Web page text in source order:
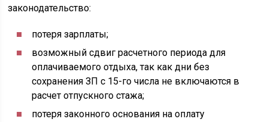
законодательство:
потеря зарплаты;
возможный сдвиг расчетного периода для
оплачиваемого отдыха, так как дни без
сохранения ЗП с 15-го числа не включаются в
расчет отпускного стажа;
потеря законного основания на оплату